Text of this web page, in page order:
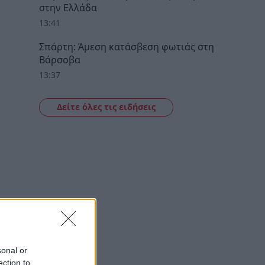
or
to
στην Ελλάδα
13:41
Σπάρτη: Άμεση κατάσβεση φωτιάς στη
Βάρσοβα
13:37
Δείτε όλες τις ειδήσεις